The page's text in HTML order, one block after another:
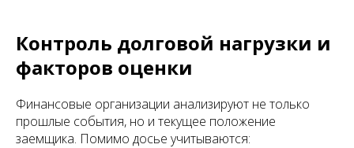
Контроль долговой нагрузки и
факторов оценки
Финансовые организации анализируют не только
прошлые события, но и текущее положение
заемщика. Помимо досье учитываются: